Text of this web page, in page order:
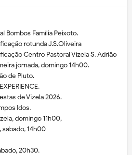
Bombos Família Peixoto.
rotunda J.S.Oliveira
Centro Pastoral Vizela S. Adrião
jornada, domingo 14h00.
de Pluto.
de Vizela 2026.
Idos.
domingo 11h00,
sábado, 14h00
20h30.